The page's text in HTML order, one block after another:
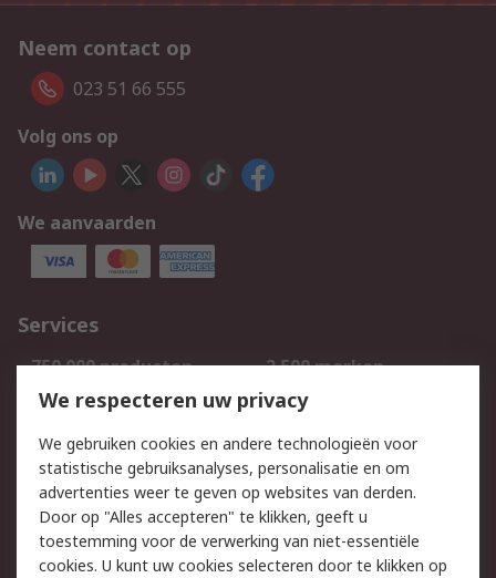
Neem contact op
023 51 66 555
Volg ons op
We aanvaarden
Services
750.000 producten
2.500 merken
Bestellen
Inkoopoplossingen
Track & Trace
Wettelijk
Cookiebeleid
Email veiligheid
We respecteren uw privacy
We gebruiken cookies en andere technologieën voor
statistische gebruiksanalyses, personalisatie en om
advertenties weer te geven op websites van derden.
Door op "Alles accepteren" te klikken, geeft u
toestemming voor de verwerking van niet-essentiële
cookies. U kunt uw cookies selecteren door te klikken op